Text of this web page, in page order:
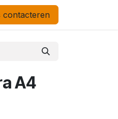
contacteren
A4